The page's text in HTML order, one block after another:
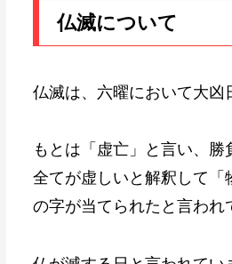
仏滅について
仏滅は、六曜において大凶
もとは「虚亡」と言い、
全てが虚しいと解釈して「
の字が当てられたと言われ